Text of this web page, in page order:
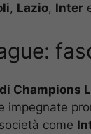
, Lazio, Inter
Champions
impegnate
come